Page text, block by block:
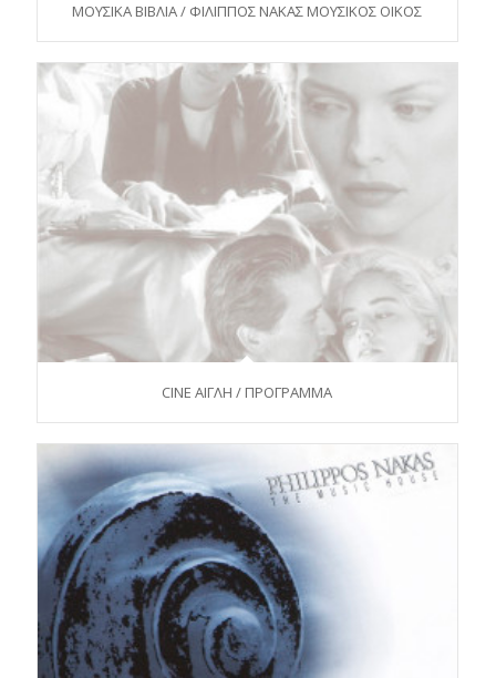
ΜΟΥΣΙΚΑ ΒΙΒΛΙΑ / ΦΙΛΙΠΠΟΣ ΝΑΚΑΣ ΜΟΥΣΙΚΟΣ ΟΙΚΟΣ
CINE ΑΙΓΛΗ / ΠΡΟΓΡΑΜΜΑ